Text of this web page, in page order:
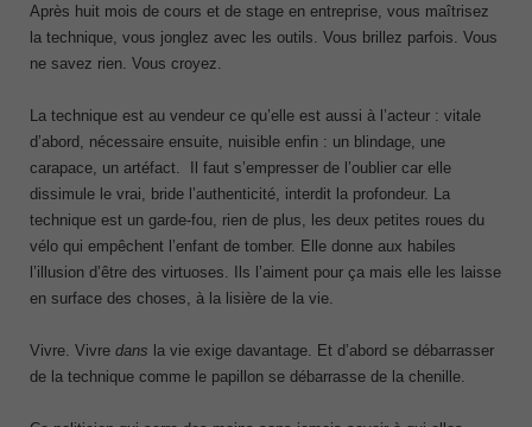
Après huit mois de cours et de stage en entreprise, vous maîtrisez
la technique, vous jonglez avec les outils. Vous brillez parfois. Vous
ne savez rien. Vous croyez.
La technique est au vendeur ce qu’elle est aussi à l’acteur : vitale
d’abord, nécessaire ensuite, nuisible enfin : un blindage, une
carapace, un artéfact. Il faut s’empresser de l’oublier car elle
dissimule le vrai, bride l’authenticité, interdit la profondeur. La
technique est un garde-fou, rien de plus, les deux petites roues du
vélo qui empêchent l’enfant de tomber. Elle donne aux habiles
l’illusion d’être des virtuoses. Ils l’aiment pour ça mais elle les laisse
en surface des choses, à la lisière de la vie.
Vivre. Vivre dans la vie exige davantage. Et d’abord se débarrasser
de la technique comme le papillon se débarrasse de la chenille.